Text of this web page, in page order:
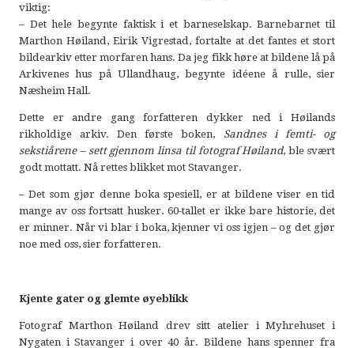
viktig:
– Det hele begynte faktisk i et barneselskap. Barnebarnet til
Marthon Høiland, Eirik Vigrestad, fortalte at det fantes et stort
bildearkiv etter morfaren hans. Da jeg fikk høre at bildene lå på
Arkivenes hus på Ullandhaug, begynte idéene å rulle, sier
Næsheim Hall.
Dette er andre gang forfatteren dykker ned i Høilands
rikholdige arkiv. Den første boken, Sandnes i femti- og
sekstiårene – sett gjennom linsa til fotograf Høiland, ble svært
godt mottatt. Nå rettes blikket mot Stavanger.
– Det som gjør denne boka spesiell, er at bildene viser en tid
mange av oss fortsatt husker. 60-tallet er ikke bare historie, det
er minner. Når vi blar i boka, kjenner vi oss igjen – og det gjør
noe med oss, sier forfatteren.
Kjente gater og glemte øyeblikk
Fotograf Marthon Høiland drev sitt atelier i Myhrehuset i
Nygaten i Stavanger i over 40 år. Bildene hans spenner fra